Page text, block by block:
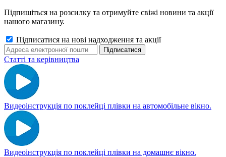
Підпишіться на розсилку та отримуйте свіжі новини та акції
нашого магазину.
Підписатися на нові надходження та акції
Статті та керівництва
Видеоінструкція по поклейці плівки на автомобільне вікно.
Видеоінструкція по поклейці плівки на домашнє вікно.